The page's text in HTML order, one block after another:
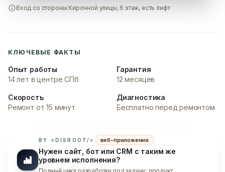
Вход со стороны Кирочной улицы, 6 этаж, есть лифт
КЛЮЧЕВЫЕ ФАКТЫ
Опыт работы
14 лет в центре СПб
Гарантия
12 месяцев
Скорость
Ремонт от 15 минут
Диагностика
Бесплатно перед ремонтом
BY <DISROOT/> веб-приложения
Нужен сайт, бот или CRM с таким же
уровнем исполнения?